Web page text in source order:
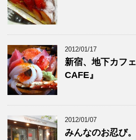
2012/01/17
新宿、地下カフ
CAFE』
2012/01/07
みんなのお忍び